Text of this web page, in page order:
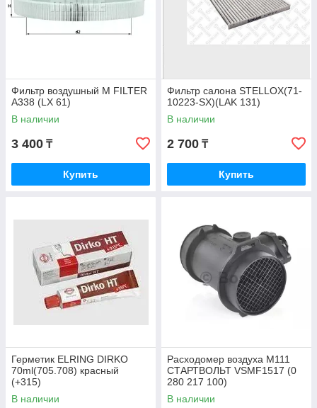
Фильтр воздушный M FILTER
A338 (LX 61)
В наличии
3 400 ₸
Купить
Фильтр салона STELLOX(71-
10223-SX)(LAK 131)
В наличии
2 700 ₸
Купить
Герметик ELRING DIRKO
70ml(705.708) красный
(+315)
В наличии
Расходомер воздуха M111
СТАРТВОЛЬТ VSMF1517 (0
280 217 100)
В наличии